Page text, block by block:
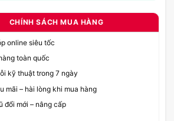
CHÍNH SÁCH MUA HÀNG
online siêu tốc
toàn quốc
kỹ thuật trong 7 ngày
mãi – hài lòng khi mua hàng
đổi mới – nâng cấp